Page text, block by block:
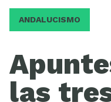
ANDALUCISMO
las